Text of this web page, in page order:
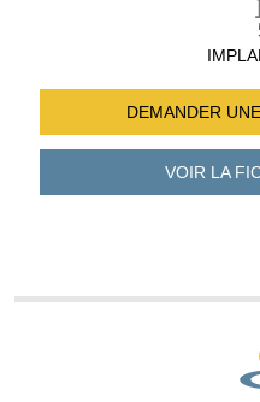
DEMANDER UNE
VOIR LA